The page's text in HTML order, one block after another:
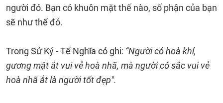
người đó. Bạn có khuôn mặt thế nào, số phận của bạn
sẽ như thế đó.
Trong Sử Ký - Tế Nghĩa có ghi: “Người có hoà khí,
gương mặt ắt vui vẻ hoà nhã, mà người có sắc vui vẻ
hoà nhã ắt là người tốt đẹp".